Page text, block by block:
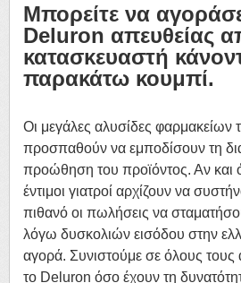
Μπορείτε να
Deluron απευθείας
κατασκευαστή
παρακάτω κουμπί.
Οι μεγάλες αλυσίδες φαρμακείων
προσπαθούν να εμποδίσουν τη
προώθηση του προϊόντος. Αν και
έντιμοι γιατροί αρχίζουν να
πιθανό οι πωλήσεις να
λόγω δυσκολιών εισόδου στην
αγορά. Συνιστούμε σε όλους
το Deluron όσο έχουν τη